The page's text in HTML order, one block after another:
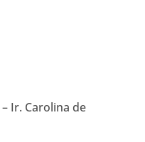
– Ir. Carolina de